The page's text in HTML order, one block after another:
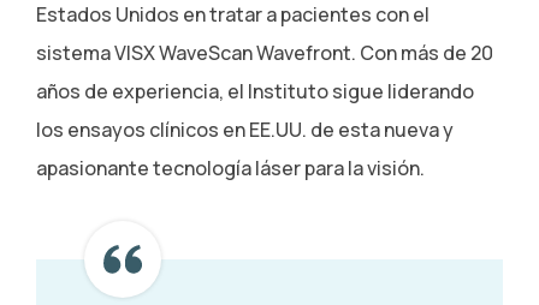
Estados Unidos en tratar a pacientes con el
sistema VISX WaveScan Wavefront. Con más de 20
años de experiencia, el Instituto sigue liderando
los ensayos clínicos en EE.UU. de esta nueva y
apasionante tecnología láser para la visión.